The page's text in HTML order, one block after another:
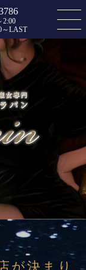
2:00
～LAST
が決まり